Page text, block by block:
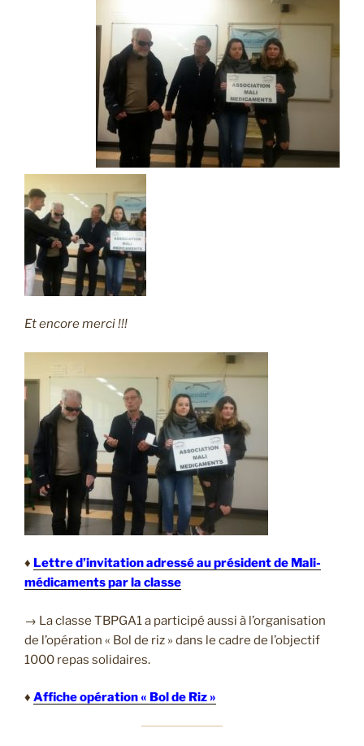
Et encore merci !!!
♦ Lettre d’invitation adressé au président de Mali-
médicaments par la classe
→ La classe TBPGA1 a participé aussi à l’organisation
de l’opération « Bol de riz » dans le cadre de l’objectif
1000 repas solidaires.
♦ Affiche opération « Bol de Riz »